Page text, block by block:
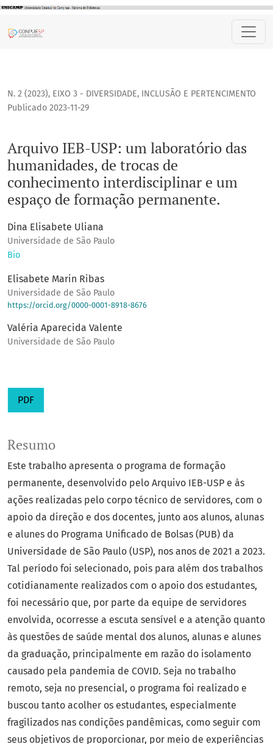
Arquivo IEB-USP: um laboratório das humanidades, de
N. 2 (2023), EIXO 3 - DIVERSIDADE, INCLUSÃO E PERTENCIMENTO
Arquivo IEB-USP: um laboratório das
humanidades, de trocas de
conhecimento interdisciplinar e um
espaço de formação permanente.
Publicado 2023-11-29
Dina Elisabete Uliana
Universidade de São Paulo
Bio
Elisabete Marin Ribas
Universidade de São Paulo
https://orcid.org/0000-0001-8918-8676
Valéria Aparecida Valente
Universidade de São Paulo
PDF
Resumo
Este trabalho apresenta o programa de formação
permanente, desenvolvido pelo Arquivo IEB-USP e às
ações realizadas pelo corpo técnico de servidores, com o
apoio da direção e dos docentes, junto aos alunos, alunas
e alunes do Programa Unificado de Bolsas (PUB) da
Universidade de São Paulo (USP), nos anos de 2021 a 2023.
Tal período foi selecionado, pois para além dos trabalhos
cotidianamente realizados com o apoio dos estudantes,
foi necessário que, por parte da equipe de servidores
envolvida, ocorresse a escuta sensível e a atenção quanto
às questões de saúde mental dos alunos, alunas e alunes
da graduação, principalmente em razão do isolamento
causado pela pandemia de COVID. Seja no trabalho
remoto, seja no presencial, o programa foi realizado e
buscou tanto acolher os estudantes, especialmente
fragilizados nas condições pandêmicas, como seguir com
seus objetivos de proporcionar, por meio de experiências